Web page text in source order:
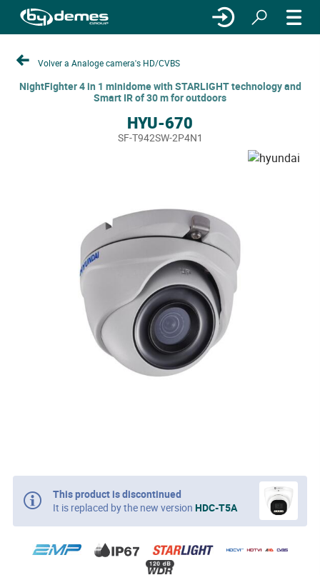
Volver a Analoge camera's HD/CVBS
NightFighter 4 in 1 minidome with STARLIGHT technology and
Smart IR of 30 m for outdoors
HYU-670
SF-T942SW-2P4N1
This product is discontinued
It is replaced by the new versionHDC-T5A